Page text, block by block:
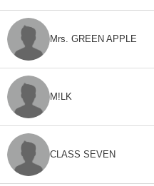
Mrs. GREEN APPLE
M!LK
CLASS SEVEN